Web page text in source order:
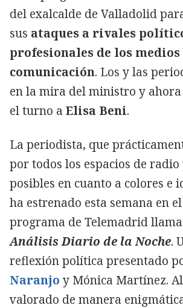
del exalcalde de Valladolid
sus ataques a rivales
profesionales de los medios
comunicación. Los y las
en la mira del ministro y ahora
el turno a Elisa Beni.
La periodista, que
por todos los espacios de
posibles en cuanto a colores e
ha estrenado esta semana en
programa de Telemadrid
Análisis Diario de la Noche.
reflexión política presentado
Naranjo y Mónica Martínez.
valorado de manera